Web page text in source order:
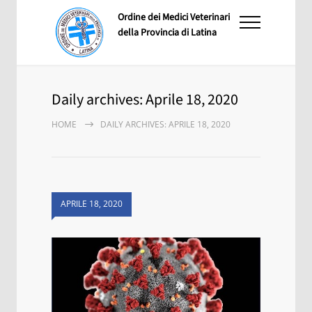
Ordine dei Medici Veterinari
della Provincia di Latina
Daily archives: Aprile 18, 2020
HOME DAILY ARCHIVES: APRILE 18, 2020
APRILE 18, 2020